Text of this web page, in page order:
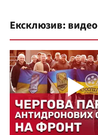
Ексклюзив: видео